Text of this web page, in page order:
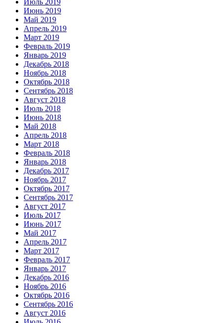
Июль 2019
Июнь 2019
Май 2019
Апрель 2019
Март 2019
Февраль 2019
Январь 2019
Декабрь 2018
Ноябрь 2018
Октябрь 2018
Сентябрь 2018
Август 2018
Июль 2018
Июнь 2018
Май 2018
Апрель 2018
Март 2018
Февраль 2018
Январь 2018
Декабрь 2017
Ноябрь 2017
Октябрь 2017
Сентябрь 2017
Август 2017
Июль 2017
Июнь 2017
Май 2017
Апрель 2017
Март 2017
Февраль 2017
Январь 2017
Декабрь 2016
Ноябрь 2016
Октябрь 2016
Сентябрь 2016
Август 2016